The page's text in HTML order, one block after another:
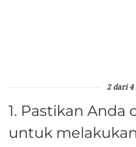
2 dari 4
1. Pastikan Anda
untuk